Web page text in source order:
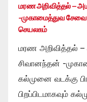
மரண அறிவித்தல் –
-முகாமைத்துவ
செயலகம்
மரண அறிவித்தல் –
சிவானந்தன் -
கல்முனை வடக்கு
பிறப்பிடமாகவும்